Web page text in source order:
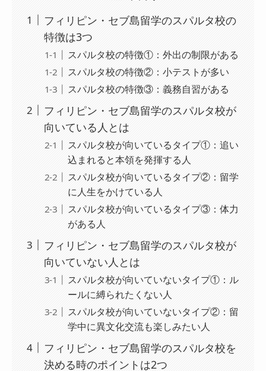
フィリピン・セブ島留学のスパルタ校の
特徴は3つ
スパルタ校の特徴①：外出の制限がある
スパルタ校の特徴②：小テストが多い
スパルタ校の特徴③：義務自習がある
フィリピン・セブ島留学のスパルタ校が
向いている人とは
スパルタ校が向いているタイプ①：追い
込まれると本領を発揮する人
スパルタ校が向いているタイプ②：留学
に人生をかけている人
スパルタ校が向いているタイプ③：体力
がある人
フィリピン・セブ島留学のスパルタ校が
向いていない人とは
スパルタ校が向いていないタイプ①：ル
ールに縛られたくない人
スパルタ校が向いていないタイプ②：留
学中に異文化交流も楽しみたい人
フィリピン・セブ島留学のスパルタ校を
決める時のポイントは2つ